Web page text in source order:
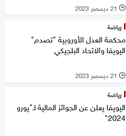
l 21 ديسمبر 2023
رياضة
محكمة العدل الأوروبية "تصدم"
اليويفا والاتحاد البلجيكي
l 21 ديسمبر 2023
رياضة
اليويفا يعلن عن الجوائز المالية لـ"يورو
2024"